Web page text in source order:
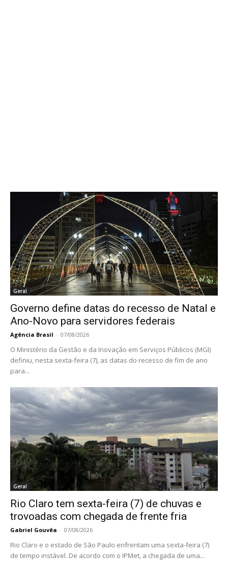
Geral
Governo define datas do recesso de Natal e
Ano-Novo para servidores federais
Agência Brasil - 07/08/2026
O Ministério da Gestão e da Inovação em Serviços Públicos (MGI)
definiu, nesta sexta-feira (7), as datas do recesso de fim de ano
para...
Geral
Rio Claro tem sexta-feira (7) de chuvas e
trovoadas com chegada de frente fria
Gabriel Gouvêa - 07/08/2026
Rio Claro e o estado de São Paulo enfrentam uma sexta-feira (7)
de tempo instável. De acordo com o IPMet, a chegada de uma...